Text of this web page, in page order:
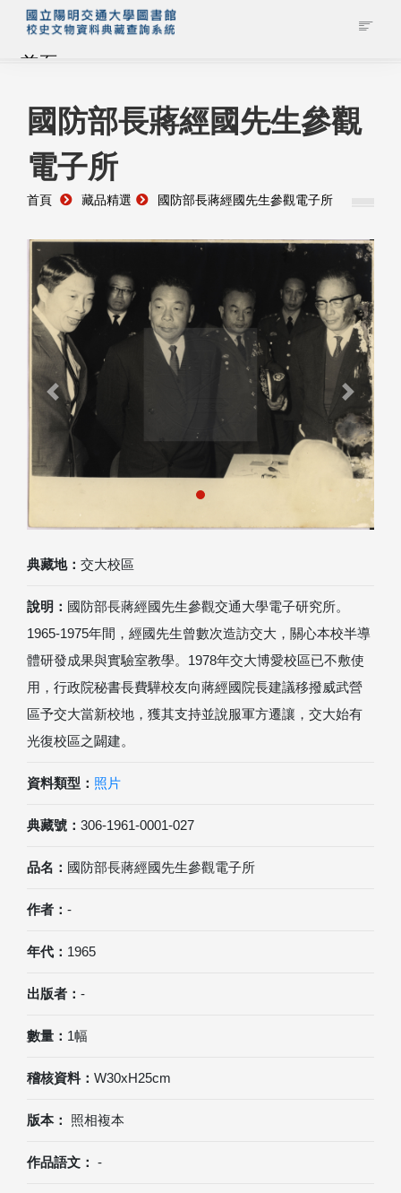
首頁
藏品查詢
校史館簡介
藏品清單全覽
資料調閱申請
管理者登入
國防部長蔣經國先生參觀
電子所
首頁 藏品精選 國防部長蔣經國先生參觀電子所
典藏地： 交大校區
說明： 國防部長蔣經國先生參觀交通大學電子研究所。
1965-1975年間，經國先生曾數次造訪交大，關心本校半導
體研發成果與實驗室教學。1978年交大博愛校區已不敷使
用，行政院秘書長費驊校友向蔣經國院長建議移撥威武營
區予交大當新校地，獲其支持並說服軍方遷讓，交大始有
光復校區之闢建。
資料類型： 照片
典藏號： 306-1961-0001-027
品名： 國防部長蔣經國先生參觀電子所
作者： -
年代： 1965
出版者： -
數量： 1幅
稽核資料： W30xH25cm
版本： 照相複本
作品語文： -
Previous Next